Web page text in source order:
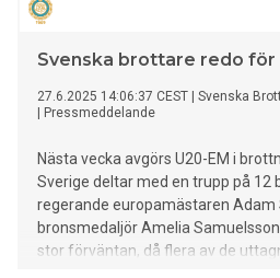
Svenska brottare redo för
27.6.2025 14:06:37 CEST
Svenska
Pressmeddelande
Nästa vecka avgörs U20-EM i
Sverige deltar med en trupp på 12
regerande europamästaren
bronsmedaljör Amelia
stor förväntan, då flera av de